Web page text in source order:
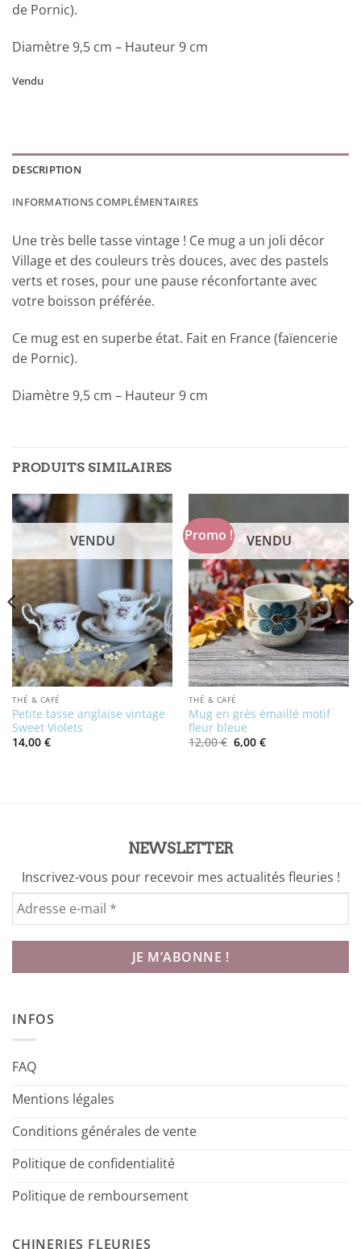
de Pornic).
Diamètre 9,5 cm – Hauteur 9 cm
Vendu
DESCRIPTION
INFORMATIONS COMPLÉMENTAIRES
Une très belle tasse vintage ! Ce mug a un joli décor
Village et des couleurs très douces, avec des pastels
verts et roses, pour une pause réconfortante avec
votre boisson préférée.
Ce mug est en superbe état. Fait en France (faïencerie
de Pornic).
Diamètre 9,5 cm – Hauteur 9 cm
PRODUITS SIMILAIRES
VENDU
THÉ & CAFÉ
Petite tasse anglaise vintage
Sweet Violets
14,00 €
Promo ! VENDU
THÉ & CAFÉ
Mug en grès émaillé motif
fleur bleue
12,00€ Le
prix
6,00 €Le
NEWSLETTER
Inscrivez-vous pour recevoir mes actualités fleuries !
INFOS
FAQ
Mentions légales
Conditions générales de vente
Politique de confidentialité
Politique de remboursement
CHINERIES FLEURIES